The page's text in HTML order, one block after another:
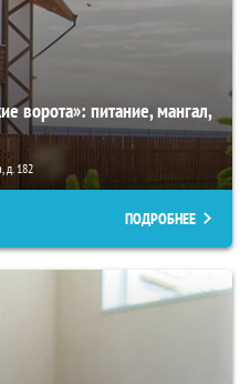
ворота»: питание, мангал,
д. 182
ПОДРОБНЕЕ